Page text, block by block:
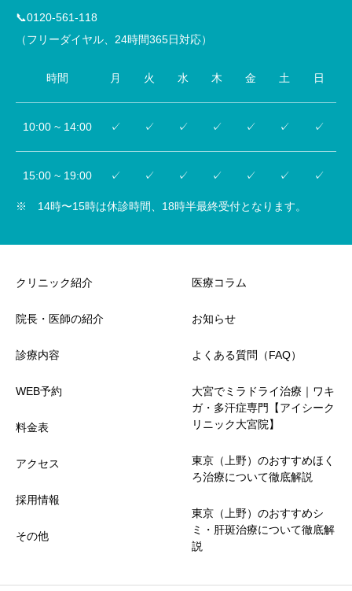
📞0120-561-118
（フリーダイヤル、24時間365日対応）
時間 月 火 水 木 金 土 日
10:00 ~ 14:00 ✓ ✓ ✓ ✓ ✓ ✓ ✓
15:00 ~ 19:00 ✓ ✓ ✓ ✓ ✓ ✓ ✓
※ 14時〜15時は休診時間、18時半最終受付となります。
クリニック紹介
院長・医師の紹介
診療内容
WEB予約
料金表
アクセス
採用情報
その他
医療コラム
お知らせ
よくある質問（FAQ）
大宮でミラドライ治療｜ワキ
ガ・多汗症専門【アイシーク
リニック大宮院】
東京（上野）のおすすめほく
ろ治療について徹底解説
東京（上野）のおすすめシ
ミ・肝斑治療について徹底解
説